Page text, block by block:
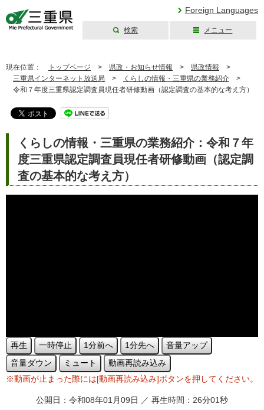
Foreign Languages
検索 メニュー
現在位置： トップページ > 県政・お知らせ情報 > 県政情報 >
三重県インターネット放送局 > くらしの情報・三重県の業務紹介 >
令和７年度三重県認定調査員現任者研修動画（認定調査の基本的な考え方）
くらしの情報・三重県の業務紹介：令和７年
度三重県認定調査員現任者研修動画（認定調
査の基本的な考え方）
再生 一時停止 1分前へ 1分先へ
音量アップ
音量ダウン
ミュート
動画再読み込み
※動画が止まった際には[動画再読み込み]ボタンを押してください。
公開日：令和08年01月09日 ／ 再生時間：26分01秒